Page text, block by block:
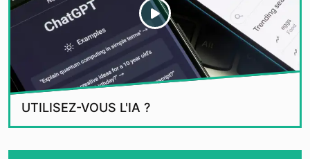
UTILISEZ-VOUS L'IA ?